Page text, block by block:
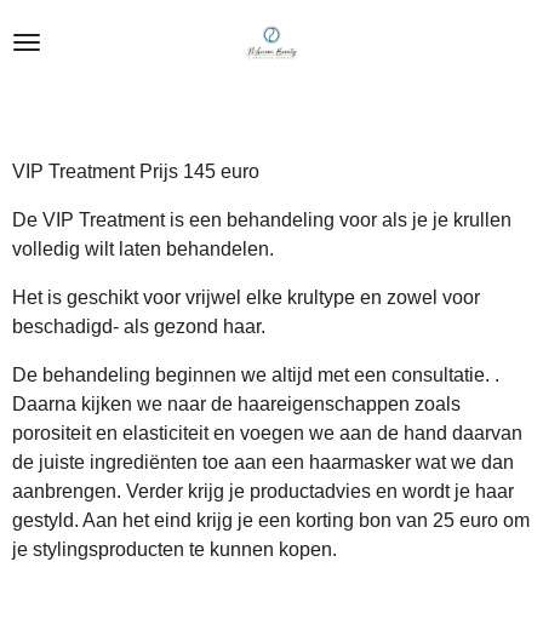
direct
VIP Treatment Prijs 145 euro
De VIP Treatment is een behandeling voor als je je krullen
volledig wilt laten behandelen.
Het is geschikt voor vrijwel elke krultype en zowel voor
beschadigd- als gezond haar.
De behandeling beginnen we altijd met een consultatie. .
Daarna kijken we naar de haareigenschappen zoals
porositeit en elasticiteit en voegen we aan de hand daarvan
de juiste ingrediënten toe aan een haarmasker wat we dan
aanbrengen. Verder krijg je productadvies en wordt je haar
gestyld. Aan het eind krijg je een korting bon van 25 euro om
je stylingsproducten te kunnen kopen.